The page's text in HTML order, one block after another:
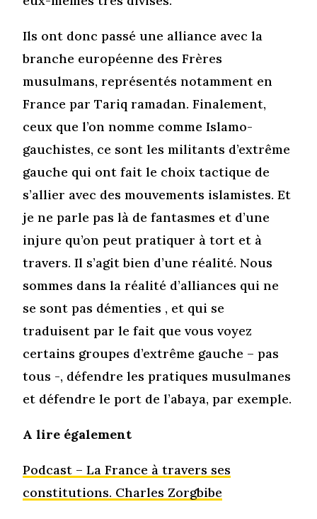
Ils ont donc passé une alliance avec la
branche européenne des Frères
musulmans, représentés notamment en
France par Tariq ramadan. Finalement,
ceux que l’on nomme comme Islamo-
gauchistes, ce sont les militants d’extrême
gauche qui ont fait le choix tactique de
s’allier avec des mouvements islamistes. Et
je ne parle pas là de fantasmes et d’une
injure qu’on peut pratiquer à tort et à
travers. Il s’agit bien d’une réalité. Nous
sommes dans la réalité d’alliances qui ne
se sont pas démenties , et qui se
traduisent par le fait que vous voyez
certains groupes d’extrême gauche – pas
tous -, défendre les pratiques musulmanes
et défendre le port de l’abaya, par exemple.
A lire également
Podcast – La France à travers ses
constitutions. Charles Zorgbibe